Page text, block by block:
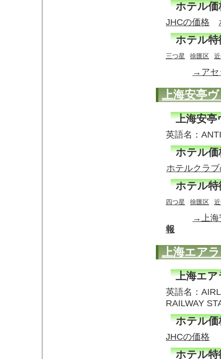
ホテル価
JHCの価格
ホテル特
三つ星 徐匯区
→アセ
上海安亭
上海安
英語名：
ホテル価
ホテルクラ
ホテル特
四つ星 徐匯区
→上海
報
上海エア
上海エ
英語名：
RAILWAY
ホテル価
JHCの価格
ホテル特